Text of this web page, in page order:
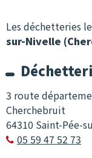
Les déchetteries
sur-Nivelle
3 route
Cherchebruit
64310 Saint-Pée-
 05 59 47 52 73